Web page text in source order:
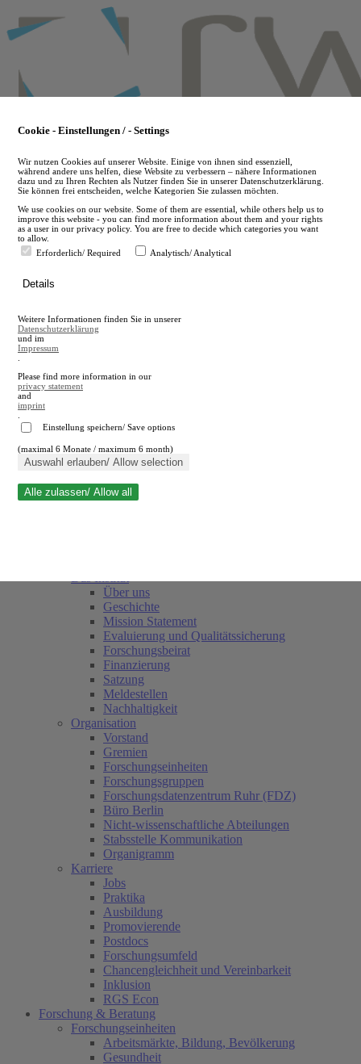
to
main
en
A
A
Suche schließen
Über uns
Geschichte
Mission Statement
Evaluierung und Qualitätssicherung
Forschungsbeirat
Finanzierung
Satzung
Meldestellen
Nachhaltigkeit
Organisation
Vorstand
Gremien
Forschungseinheiten
Forschungsgruppen
Forschungsdatenzentrum Ruhr (FDZ)
Büro Berlin
Nicht-wissenschaftliche Abteilungen
Stabsstelle Kommunikation
Organigramm
Karriere
Jobs
Praktika
Ausbildung
Promovierende
Postdocs
Forschungsumfeld
Chancengleichheit und Vereinbarkeit
Inklusion
RGS Econ
Forschung & Beratung
Forschungseinheiten
Arbeitsmärkte, Bildung, Bevölkerung
Gesundheit
Cookie - Einstellungen / - Settings
Wir nutzen Cookies auf unserer Website. Einige von ihnen sind essenziell,
während andere uns helfen, diese Website zu verbessern – nähere Informationen
dazu und zu Ihren Rechten als Nutzer finden Sie in unserer Datenschutzerklärung.
Sie können frei entscheiden, welche Kategorien Sie zulassen möchten.
We use cookies on our website. Some of them are essential, while others help us to
improve this website - you can find more information about them and your rights
as a user in our privacy policy. You are free to decide which categories you want
to allow.
Erforderlich/ Required
Analytisch/ Analytical
Details
Weitere Informationen finden Sie in unserer
Datenschutzerklärung
und im
Impressum
Please find more information in our
privacy statement
and
imprint
Einstellung speichern/ Save options
(maximal 6 Monate / maximum 6 month)
Auswahl erlauben/ Allow selection
Alle zulassen/ Allow all